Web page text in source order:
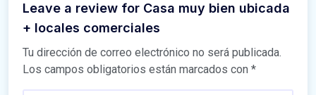
Leave a review for Casa muy bien ubicada
+ locales comerciales
Tu dirección de correo electrónico no será publicada.
Los campos obligatorios están marcados con *